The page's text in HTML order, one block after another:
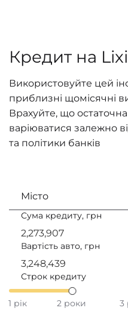
Кредит на
Використовуйте цей
приблизні щомісячні
Врахуйте, що
варіюватися залежно
та політики банків
Місто
Сума кредиту, грн
Вартість авто, грн
Строк кредиту
1 рік 2 роки 3